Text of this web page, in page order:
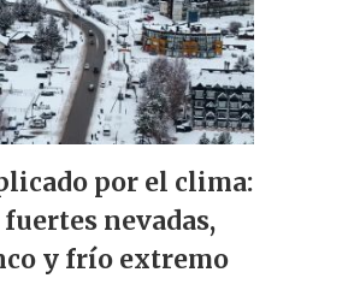
por el clima:
nevadas,
y frío extremo